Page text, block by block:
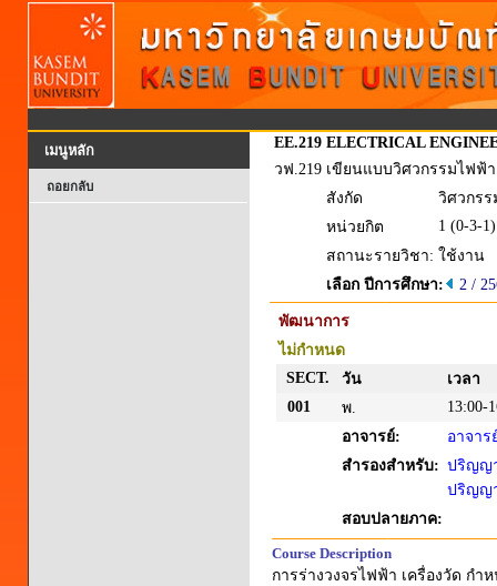
เมนูหลัก
ถอยกลับ
EE.219 ELECTRICAL
วฟ.219 เขียนแบบวิศวกรรมไฟฟ้า
สังกัด
วิศวกร
หน่วยกิต
1 (0-3-1)
สถานะรายวิชา: ใช้งาน
เลือก ปีการศึกษา:
2 /
พัฒนาการ
ไม่กำหนด
SECT.
วัน
เวลา
001
พ.
13:00-
อาจารย์:
อาจา
สำรองสำหรับ: ปริญญ
ปริญญ
สอบปลายภาค:
Course Description
การร่างวงจรไฟฟ้า เครื่องวัด ก